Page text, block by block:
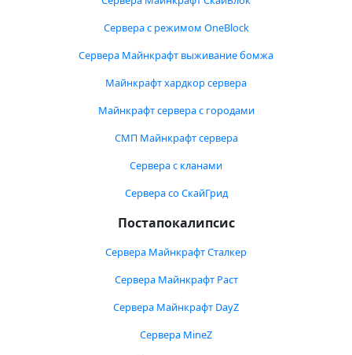
Сервера с режимом OneBlock
Сервера Майнкрафт выживание бомжа
Майнкрафт хардкор сервера
Майнкрафт сервера с городами
СМП Майнкрафт сервера
Сервера с кланами
Сервера со СкайГрид
Постапокалипсис
Сервера Майнкрафт Сталкер
Сервера Майнкрафт Раст
Сервера Майнкрафт DayZ
Сервера MineZ